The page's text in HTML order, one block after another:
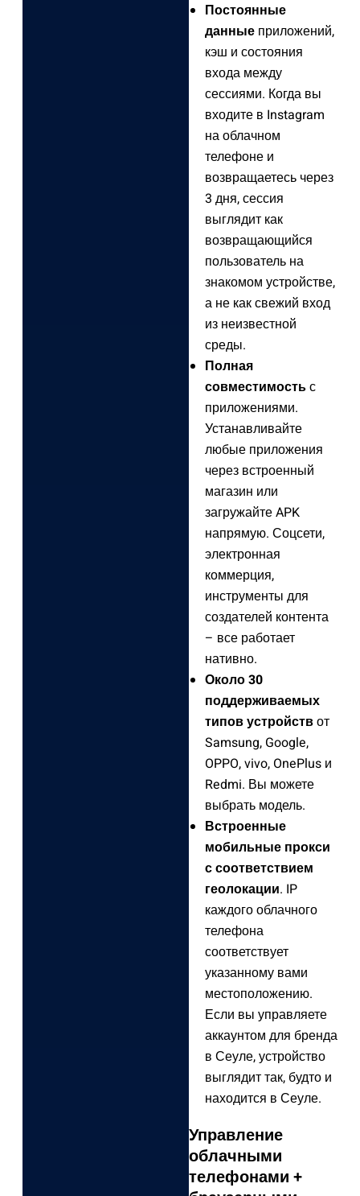
Постоянные
данныеприложений,
кэш и состояния
входа между
сессиями. Когда вы
входите в Instagram
на облачном
телефоне и
возвращаетесь через
3 дня, сессия
выглядит как
возвращающийся
пользователь на
знакомом устройстве,
а не как свежий вход
из неизвестной
среды.
Полная
совместимостьс
приложениями.
Устанавливайте
любые приложения
через встроенный
магазин или
загружайте APK
напрямую. Соцсети,
электронная
коммерция,
инструменты для
создателей контента
– все работает
нативно.
Около 30
поддерживаемых
типов устройствот
Samsung, Google,
OPPO, vivo, OnePlus и
Redmi. Вы можете
выбрать модель.
Встроенные
мобильные прокси
с соответствием
геолокации. IP
каждого облачного
телефона
соответствует
указанному вами
местоположению.
Если вы управляете
аккаунтом для бренда
в Сеуле, устройство
выглядит так, будто и
находится в Сеуле.
Управление
облачными
телефонами +